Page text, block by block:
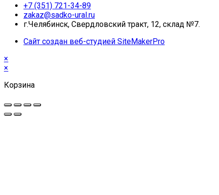
+7 (351) 721-34-89
zakaz@sadko-ural.ru
г.Челябинск, Свердловский тракт, 12, склад №7.
Сайт создан веб-студией SiteMakerPro
×
×
Корзина